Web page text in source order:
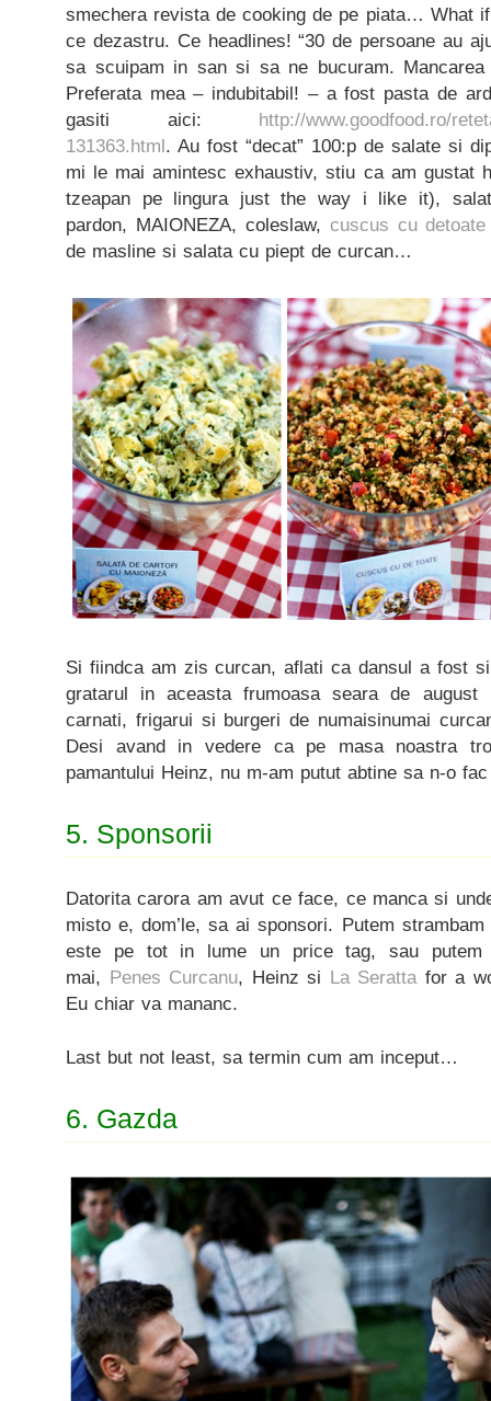
smechera revista de cooking de pe piata… What
ce dezastru. Ce headlines! “30 de persoane au
sa scuipam in san si sa ne bucuram.
Preferata mea – indubitabil! – a fost pasta de
gasiti aici: http://www.goodfood.ro/
131363.html. Au fost “decat” 100:p de salate si
mi le mai amintesc exhaustiv, stiu ca am gustat
tzeapan pe lingura just the way i like it),
pardon, MAIONEZA, coleslaw, cuscus cu detoate
de masline si salata cu piept de curcan…
Si fiindca am zis curcan, aflati ca dansul a fost
gratarul in aceasta frumoasa seara de
carnati, frigarui si burgeri de numaisinumai
Desi avand in vedere ca pe masa noastra
pamantului Heinz, nu m-am putut abtine sa n-o
5. Sponsorii
Datorita carora am avut ce face, ce manca si
misto e, dom’le, sa ai sponsori. Putem
este pe tot in lume un price tag, sau putem
mai, Penes Curcanu, Heinz si La Seratta for a
Eu chiar va mananc.
Last but not least, sa termin cum am inceput…
6. Gazda